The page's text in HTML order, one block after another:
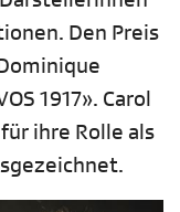
Den Preis
1917». Carol
ihre Rolle als